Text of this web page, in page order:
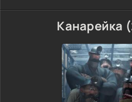
Канарейка